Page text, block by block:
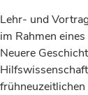
Lehr- und
im Rahmen
Neuere